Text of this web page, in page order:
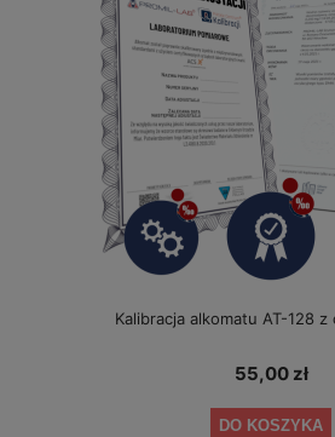
Kalibracja alkomatu AT-128
55,00 zł
DO KOSZYKA